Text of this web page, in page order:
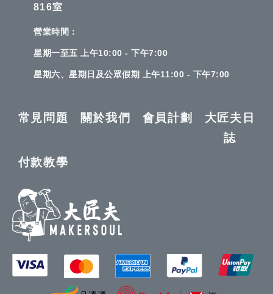
816室
營業時間：
星期一至五 上午10:00 - 下午7:00
星期六、星期日及公眾假期 上午11:00 - 下午7:00
常見問題 關於我們 會員計劃
大匠夫日
誌
付款教學